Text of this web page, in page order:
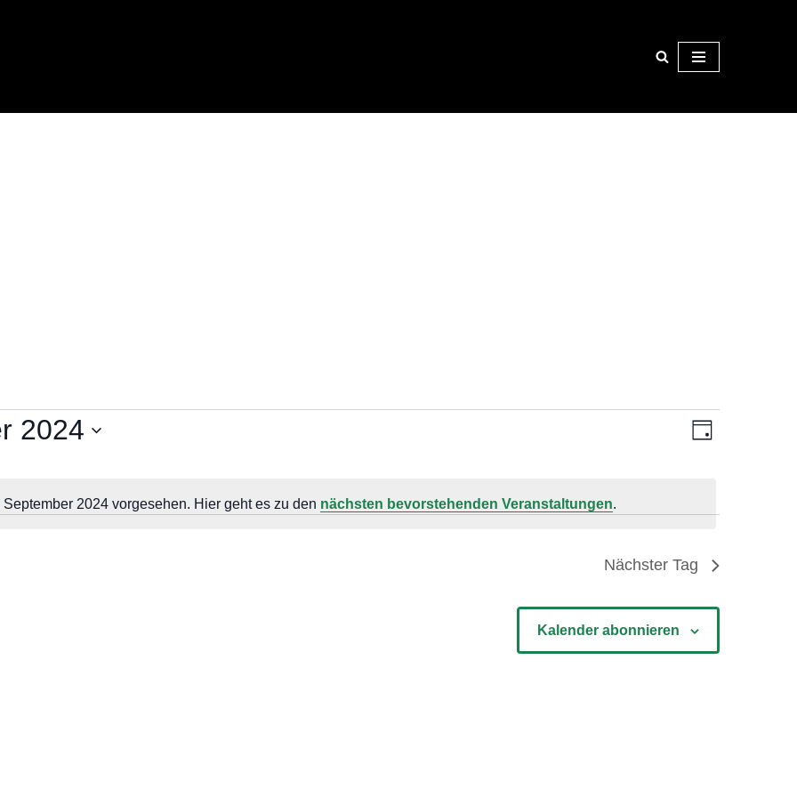
Hinweis
2024 vorgesehen. Hier geht es zu den nächsten bevorstehenden Veranstaltungen.
Tag
2024
Nächster Tag
Kalender abonnieren